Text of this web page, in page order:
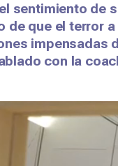
sentimiento de
de que el terror
impensadas
con la